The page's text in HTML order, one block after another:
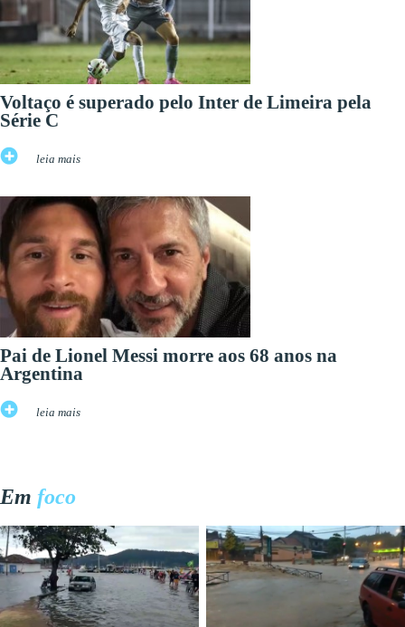
Voltaço é superado pelo Inter de Limeira pela
Série C
leia mais
Pai de Lionel Messi morre aos 68 anos na
Argentina
leia mais
Em foco